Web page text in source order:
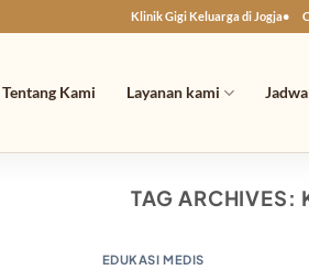
Klinik Gigi Keluarga di Jogja
Tentang Kami Layanan kami
TAG ARCHIVES:
EDUKASI MEDIS